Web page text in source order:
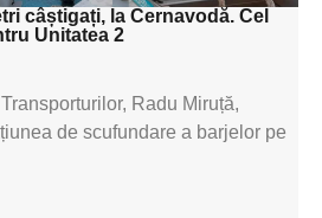
câștigați, la Cernavodă. Cel
Unitatea 2
Radu Miruță,
de scufundare a barjelor pe